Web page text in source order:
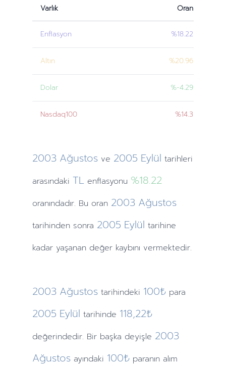
Varlık Oran
Enflasyon %18.22
Altın %20.96
Dolar %-4.29
Nasdaq100 %14.3
2003 Ağustos ve 2005 Eylül tarihleri
arasındaki TLenflasyonu %18.22
oranındadır. Bu oran 2003 Ağustos
tarihindensonra 2005 Eylül tarihine
kadar yaşanan değer kaybını vermektedir.
2003 Ağustos tarihindeki 100₺ para
2005 Eylül tarihinde 118,22₺
değerindedir. Bir başka deyişle 2003
Ağustos ayındaki 100₺ paranın alım